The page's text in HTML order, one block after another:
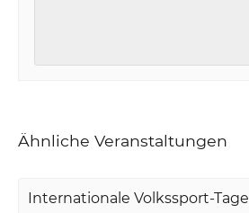
Ähnliche Veranstaltungen
Internationale Volkssport-Tage